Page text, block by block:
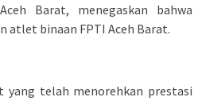
Barat, menegaskan bahwa
atlet binaan FPTI Aceh Barat.
yang telah menorehkan prestasi